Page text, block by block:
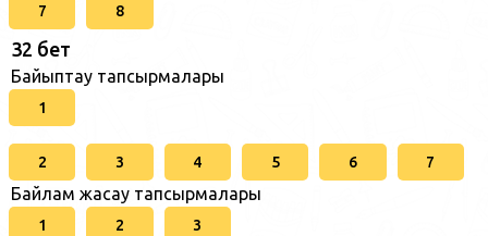
7 8
32 бет
Байыптау тапсырмалары
1
2 3 4 5 6 7
Байлам жасау тапсырмалары
1 2 3